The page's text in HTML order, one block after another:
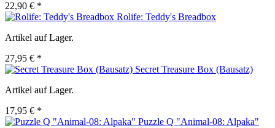
22,90 € *
Rolife: Teddy's Breadbox
Artikel auf Lager.
27,95 € *
Secret Treasure Box (Bausatz)
Artikel auf Lager.
17,95 € *
Puzzle Q "Animal-08: Alpaka"